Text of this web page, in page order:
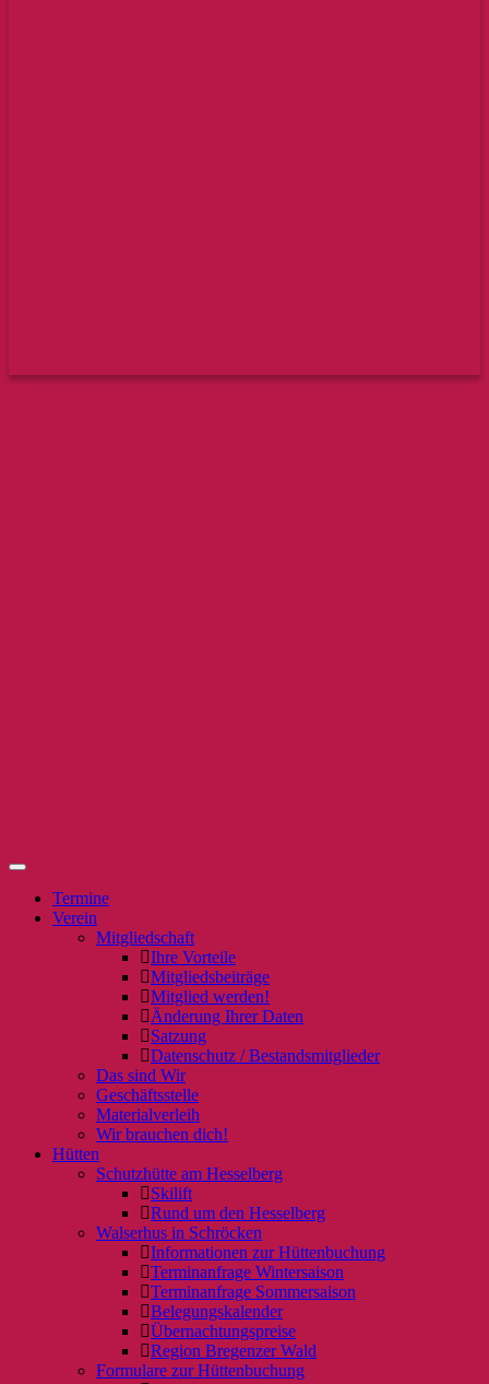
Termine
Verein
Mitgliedschaft
Ihre Vorteile
Mitgliedsbeiträge
Mitglied werden!
Änderung Ihrer Daten
Satzung
Datenschutz / Bestandsmitglieder
Das sind Wir
Geschäftsstelle
Materialverleih
Wir brauchen dich!
Hütten
Schutzhütte am Hesselberg
Skilift
Rund um den Hesselberg
Walserhus in Schröcken
Informationen zur Hüttenbuchung
Terminanfrage Wintersaison
Terminanfrage Sommersaison
Belegungskalender
Übernachtungspreise
Region Bregenzer Wald
Formulare zur Hüttenbuchung